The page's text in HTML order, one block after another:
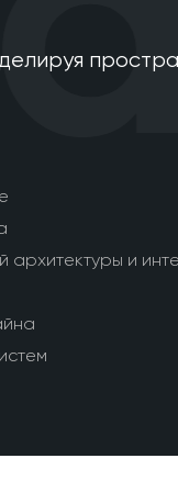
архитектуры и